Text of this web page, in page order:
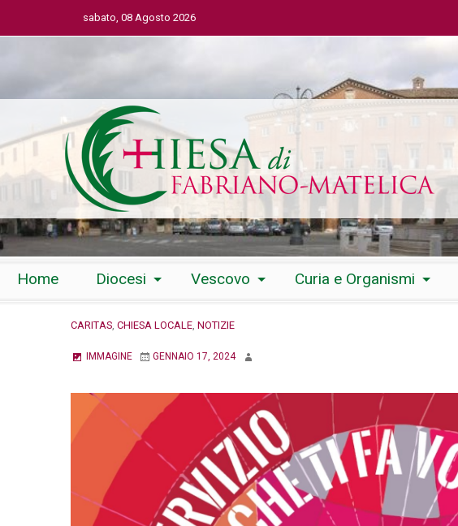
sabato, 08 Agosto 2026
Home Diocesi Vescovo Curia e Organismi
CARITAS CHIESA LOCALE NOTIZIE
IMMAGINE GENNAIO 17, 2024